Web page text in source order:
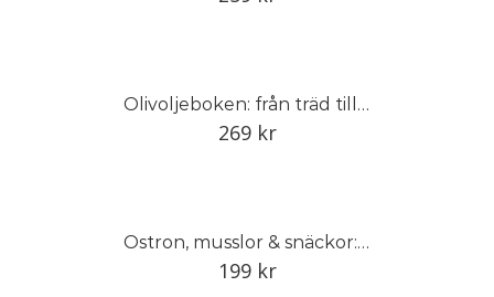
Olivoljeboken: från träd till bord
269 kr
Ostron, musslor & snäckor: Recept, vett och värt att veta
199 kr